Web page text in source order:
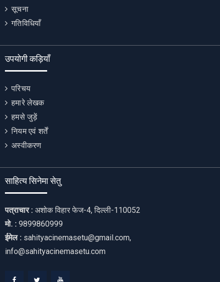
सूचना
गतिविधियाँ
उपयोगी कड़ियाँ
परिचय
हमारे लेखक
हमसे जुड़ें
नियम एवं शर्तें
अस्वीकरण
साहित्य सिनेमा सेतु
पत्राचार : अशोक विहार फेज-4, दिल्ली-110052
मो. : 9899860999
ईमेल : sahityacinemasetu@gmail.com,
info@sahityacinemasetu.com